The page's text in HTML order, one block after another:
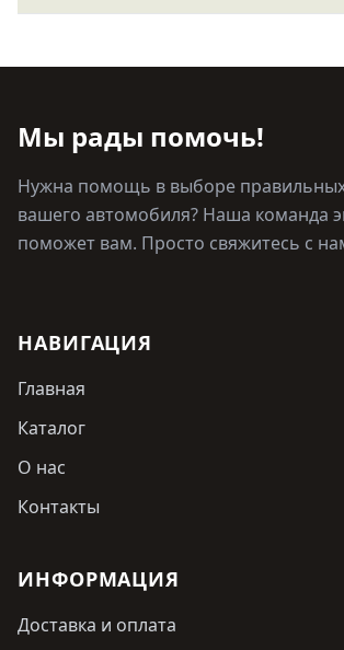
Мы рады помочь!
Нужна помощь в выборе
вашего автомобиля? Наша команда
поможет вам. Просто свяжитесь с
НАВИГАЦИЯ
Главная
Каталог
О нас
Контакты
ИНФОРМАЦИЯ
Доставка и оплата